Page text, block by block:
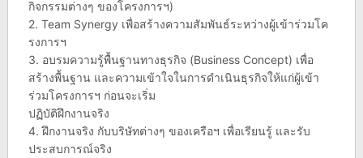
กิจกรรมต่างๆ ของโครงการฯ)
2. Team Synergy เพื่อสร้างความสัมพันธ์ระหว่างผู้เข้าร่วมโค
รงการฯ
3. อบรมความรู้พื้นฐานทางธุรกิจ (Business Concept) เพื่อ
สร้างพื้นฐาน และความเข้าใจในการดำเนินธุรกิจให้แก่ผู้เข้า
ร่วมโครงการฯ ก่อนจะเริ่ม
ปฏิบัติฝึกงานจริง
4. ฝึกงานจริง กับบริษัทต่างๆ ของเครือฯ เพื่อเรียนรู้ และรับ
ประสบการณ์จริง